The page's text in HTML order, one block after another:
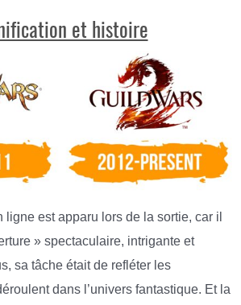
et histoire
ligne est apparu lors de la sortie, car il
» spectaculaire, intrigante et
sa tâche était de refléter les
dans l’univers fantastique. Et la